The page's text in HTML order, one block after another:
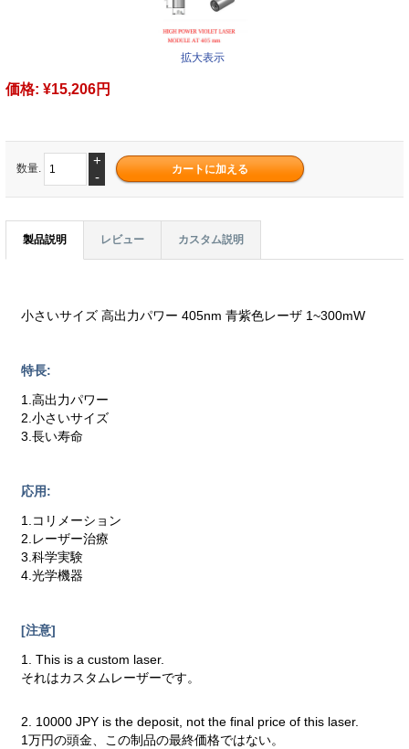
拡大表示
価格: ¥15,206円
数量.
+
-
製品説明 レビュー カスタム説明
小さいサイズ 高出力パワー 405nm 青紫色レーザ 1~300mW
特長:
1.高出力パワー
2.小さいサイズ
3.長い寿命
応用:
1.コリメーション
2.レーザー治療
3.科学実験
4.光学機器
[注意]
1. This is a custom laser.
それはカスタムレーザーです。
2. 10000 JPY is the deposit, not the final price of this laser.
1万円の頭金、この制品の最終価格ではない。